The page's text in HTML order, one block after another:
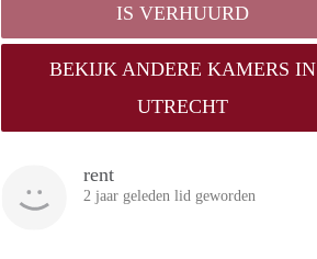
IS VERHUURD
BEKIJK ANDERE KAMERS IN
UTRECHT
rent
2 jaar geleden lid geworden